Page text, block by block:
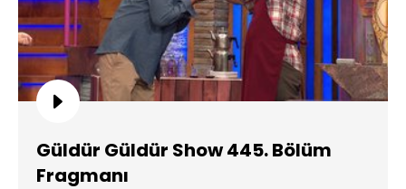
Güldür Güldür Show 445. Bölüm
Fragmanı